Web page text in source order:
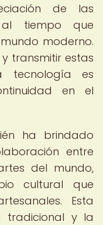
de las
al tiempo que
moderno.
transmitir estas
es
en el
ha brindado
entre
del mundo,
cultural que
Esta
tradicional y la